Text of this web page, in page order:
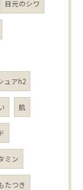
目元のシワ
ュアh2
肌
ミン
たつき